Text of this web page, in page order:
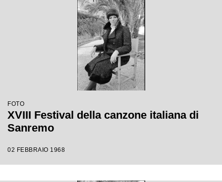
FOTO
XVIII Festival della canzone italiana di
Sanremo
02 FEBBRAIO 1968